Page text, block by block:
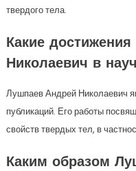
твердого тела.
Какие
Николаевич в
Лушпаев Андрей Николаевич
публикаций. Его работы
свойств твердых тел, в
Каким образом